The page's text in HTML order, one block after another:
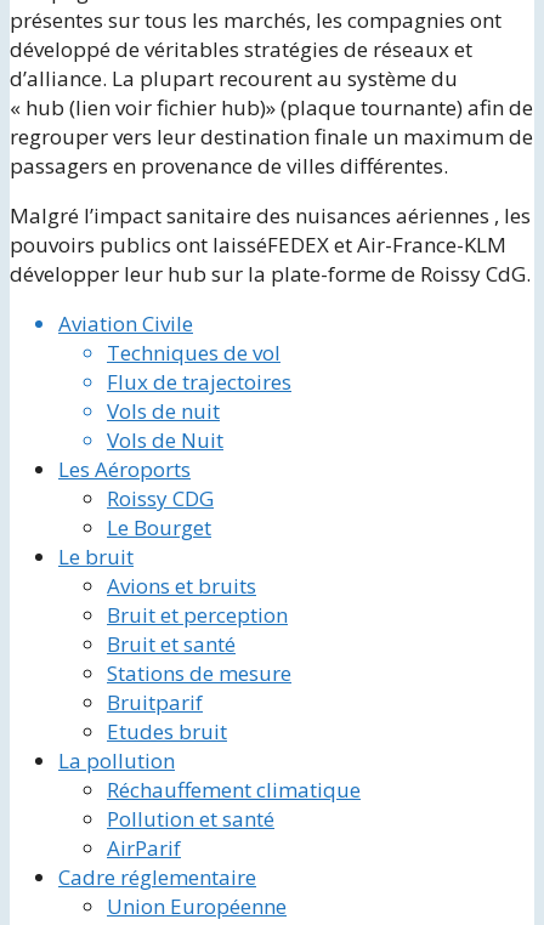
présentes sur tous les marchés, les compagnies ont
développé de véritables stratégies de réseaux et
d’alliance. La plupart recourent au système du
« hub (lien voir fichier hub)» (plaque tournante) afin de
regrouper vers leur destination finale un maximum de
passagers en provenance de villes différentes.
Malgré l’impact sanitaire des nuisances aériennes , les
pouvoirs publics ont laisséFEDEX et Air-France-KLM
développer leur hub sur la plate-forme de Roissy CdG.
Aviation Civile
Techniques de vol
Flux de trajectoires
Vols de nuit
Vols de Nuit
Les Aéroports
Roissy CDG
Le Bourget
Le bruit
Avions et bruits
Bruit et perception
Bruit et santé
Stations de mesure
Bruitparif
Etudes bruit
La pollution
Réchauffement climatique
Pollution et santé
AirParif
Cadre réglementaire
Union Européenne